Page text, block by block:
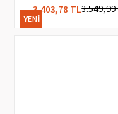
3.403,78 TL3.549,99
YENI